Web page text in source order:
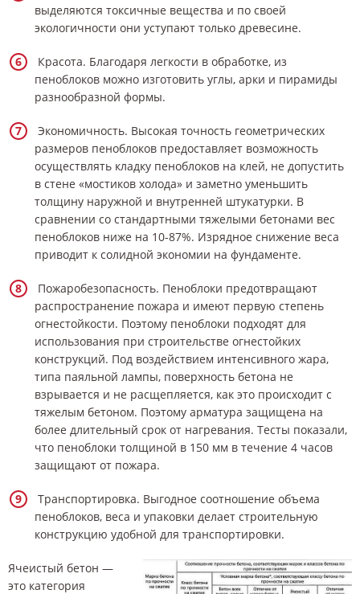
выделяются токсичные вещества и по своей
экологичности они уступают только древесине.
Красота. Благодаря легкости в обработке, из
пеноблоков можно изготовить углы, арки и пирамиды
разнообразной формы.
Экономичность. Высокая точность геометрических
размеров пеноблоков предоставляет возможность
осуществлять кладку пеноблоков на клей, не допустить
в стене «мостиков холода» и заметно уменьшить
толщину наружной и внутренней штукатурки. В
сравнении со стандартными тяжелыми бетонами вес
пеноблоков ниже на 10-87%. Изрядное снижение веса
приводит к солидной экономии на фундаменте.
Пожаробезопасность. Пеноблоки предотвращают
распространение пожара и имеют первую степень
огнестойкости. Поэтому пеноблоки подходят для
использования при строительстве огнестойких
конструкций. Под воздействием интенсивного жара,
типа паяльной лампы, поверхность бетона не
взрывается и не расщепляется, как это происходит с
тяжелым бетоном. Поэтому арматура защищена на
более длительный срок от нагревания. Тесты показали,
что пеноблоки толщиной в 150 мм в течение 4 часов
защищают от пожара.
Транспортировка. Выгодное соотношение объема
пеноблоков, веса и упаковки делает строительную
конструкцию удобной для транспортировки.
Ячеистый бетон —
это категория